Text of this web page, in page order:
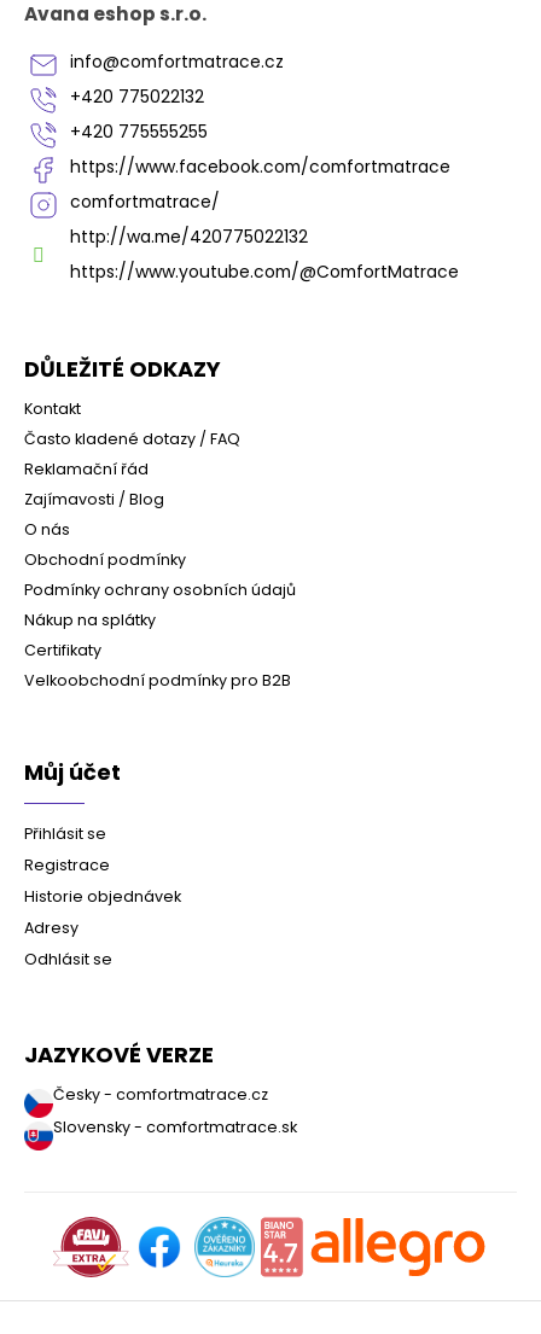
Avana eshop s.r.o.
info@comfortmatrace.cz
+420 775022132
+420 775555255
https://www.facebook.com/comfortmatrace
comfortmatrace/
http://wa.me/420775022132
https://www.youtube.com/@ComfortMatrace
DŮLEŽITÉ ODKAZY
Kontakt
Často kladené dotazy / FAQ
Reklamační řád
Zajímavosti / Blog
O nás
Obchodní podmínky
Podmínky ochrany osobních údajů
Nákup na splátky
Certifikaty
Velkoobchodní podmínky pro B2B
Můj účet
Přihlásit se
Registrace
Historie objednávek
Adresy
Odhlásit se
JAZYKOVÉ VERZE
Česky - comfortmatrace.cz
Slovensky - comfortmatrace.sk